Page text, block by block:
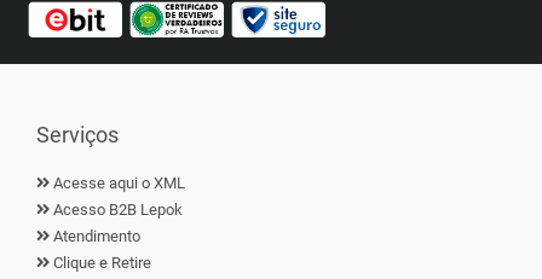
Serviços
Acesse aqui o XML
Acesso B2B Lepok
Atendimento
Clique e Retire